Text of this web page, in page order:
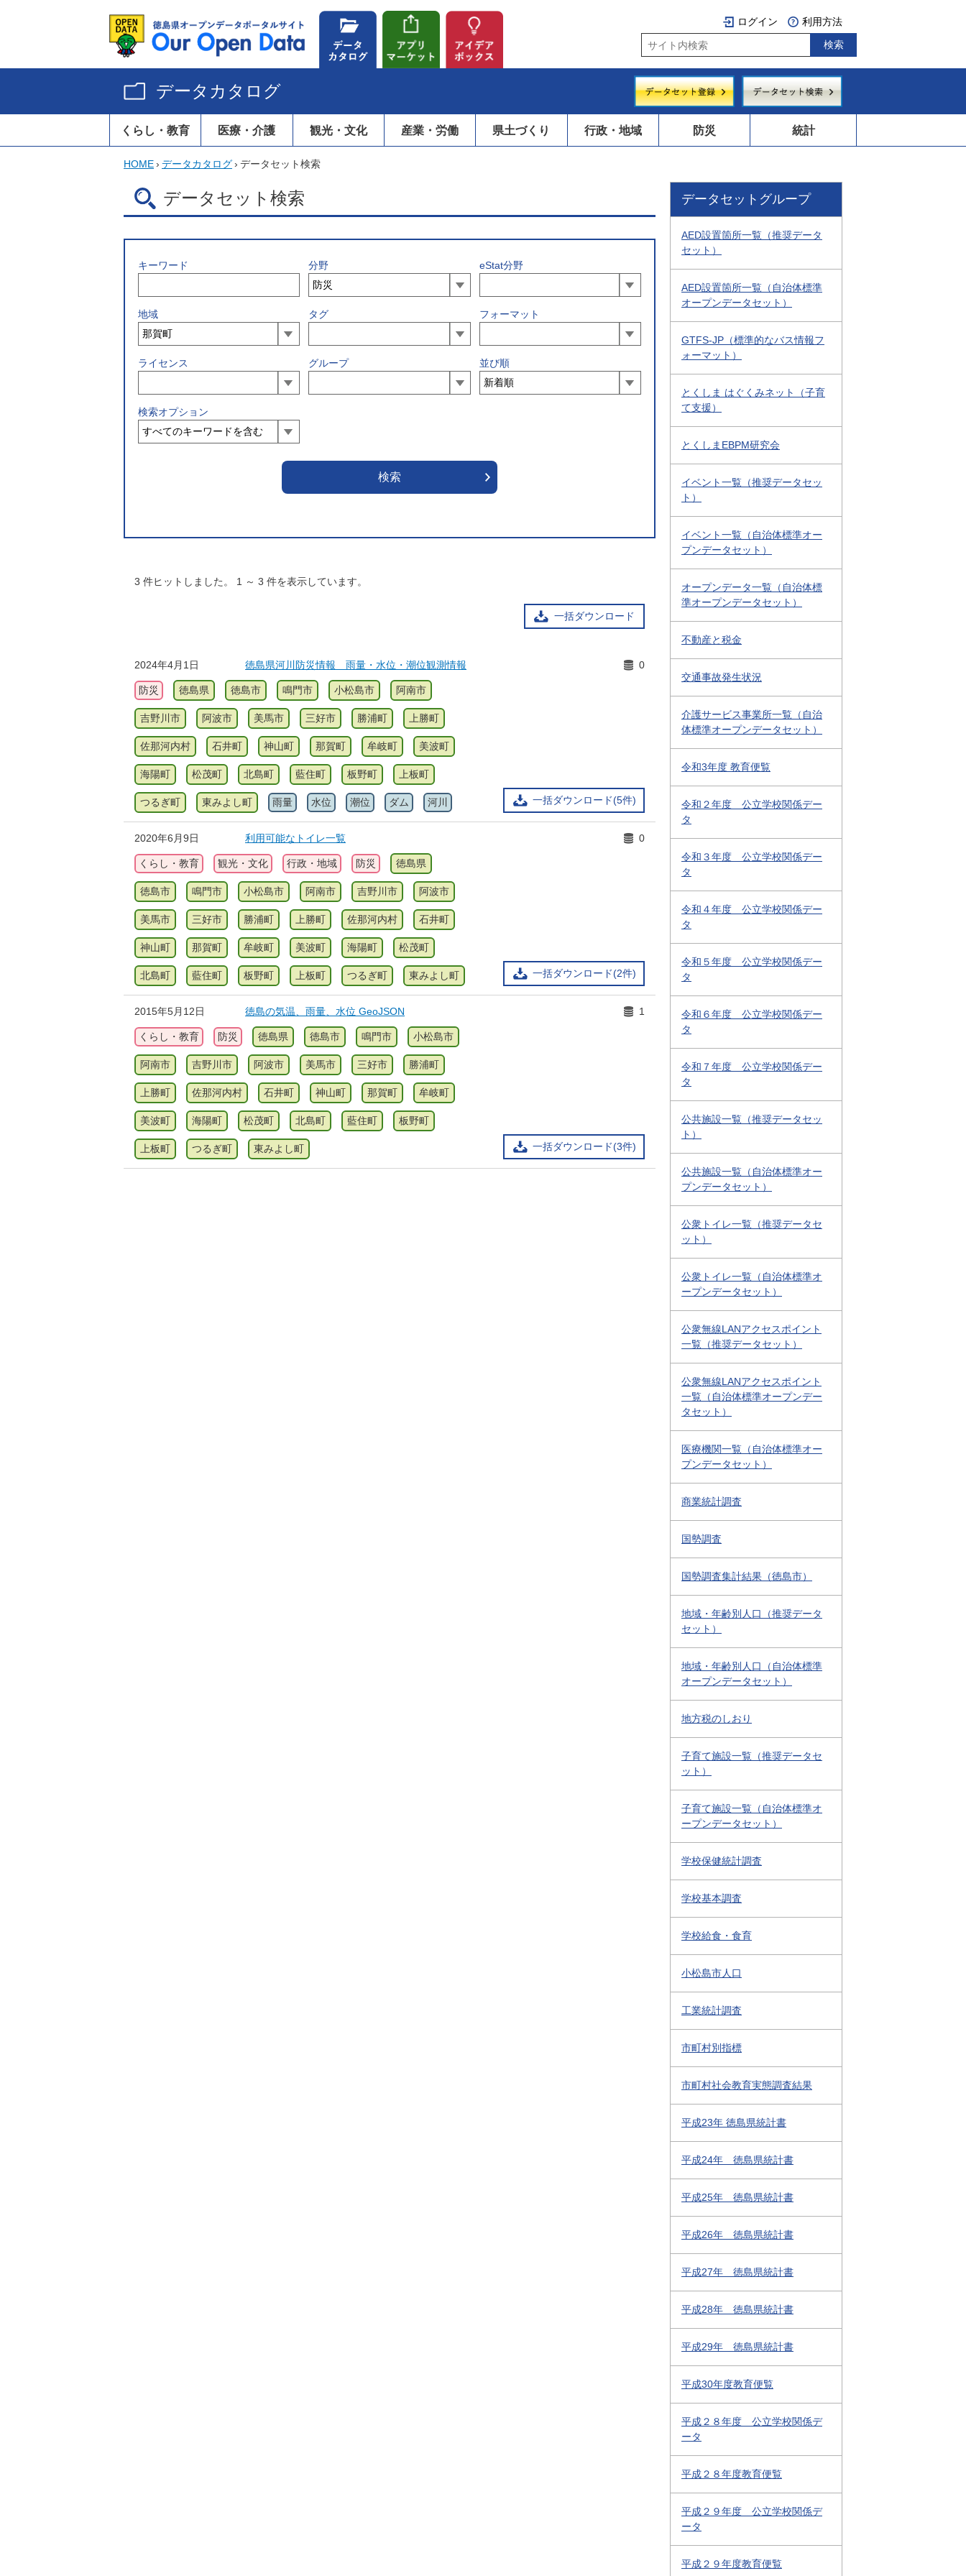
ログイン 利用方法
データカタログ
くらし・教育 医療・介護 観光・文化 産業・労働 県土づくり 行政・地域 防災 統計
HOME› データカタログ› データセット検索
データセット検索
キーワード 分野 eStat分野
地域 タグ フォーマット
ライセンス グループ 並び順
検索オプション
3 件ヒットしました。 1 ～ 3 件を表示しています。
一括ダウンロード
2024年4月1日 徳島県河川防災情報 雨量・水位・潮位観測情報
一括ダウンロード(5件)
0
防災 徳島県 徳島市 鳴門市 小松島市 阿南市
吉野川市 阿波市 美馬市 三好市 勝浦町 上勝町
佐那河内村 石井町 神山町 那賀町 牟岐町 美波町
海陽町 松茂町 北島町 藍住町 板野町 上板町
つるぎ町 東みよし町 雨量 水位 潮位 ダム 河川
2020年6月9日 利用可能なトイレ一覧
一括ダウンロード(2件)
0
くらし・教育 観光・文化 行政・地域 防災 徳島県
徳島市 鳴門市 小松島市 阿南市 吉野川市 阿波市
美馬市 三好市 勝浦町 上勝町 佐那河内村 石井町
神山町 那賀町 牟岐町 美波町 海陽町 松茂町
北島町 藍住町 板野町 上板町 つるぎ町 東みよし町
2015年5月12日 徳島の気温、雨量、水位 GeoJSON
一括ダウンロード(3件)
1
くらし・教育 防災 徳島県 徳島市 鳴門市 小松島市
阿南市 吉野川市 阿波市 美馬市 三好市 勝浦町
上勝町 佐那河内村 石井町 神山町 那賀町 牟岐町
美波町 海陽町 松茂町 北島町 藍住町 板野町
上板町 つるぎ町 東みよし町
データセットグループ
AED設置箇所一覧（推奨データ
セット）
AED設置箇所一覧（自治体標準
オープンデータセット）
GTFS-JP（標準的なバス情報フ
ォーマット）
とくしま はぐくみネット（子育
て支援）
とくしまEBPM研究会
イベント一覧（推奨データセッ
ト）
イベント一覧（自治体標準オー
プンデータセット）
オープンデータ一覧（自治体標
準オープンデータセット）
不動産と税金
交通事故発生状況
介護サービス事業所一覧（自治
体標準オープンデータセット）
令和3年度 教育便覧
令和２年度 公立学校関係デー
タ
令和３年度 公立学校関係デー
タ
令和４年度 公立学校関係デー
タ
令和５年度 公立学校関係デー
タ
令和６年度 公立学校関係デー
タ
令和７年度 公立学校関係デー
タ
公共施設一覧（推奨データセッ
ト）
公共施設一覧（自治体標準オー
プンデータセット）
公衆トイレ一覧（推奨データセ
ット）
公衆トイレ一覧（自治体標準オ
ープンデータセット）
公衆無線LANアクセスポイント
一覧（推奨データセット）
公衆無線LANアクセスポイント
一覧（自治体標準オープンデー
タセット）
医療機関一覧（自治体標準オー
プンデータセット）
商業統計調査
国勢調査
国勢調査集計結果（徳島市）
地域・年齢別人口（推奨データ
セット）
地域・年齢別人口（自治体標準
オープンデータセット）
地方税のしおり
子育て施設一覧（推奨データセ
ット）
子育て施設一覧（自治体標準オ
ープンデータセット）
学校保健統計調査
学校基本調査
学校給食・食育
小松島市人口
工業統計調査
市町村別指標
市町村社会教育実態調査結果
平成23年 徳島県統計書
平成24年 徳島県統計書
平成25年 徳島県統計書
平成26年 徳島県統計書
平成27年 徳島県統計書
平成28年 徳島県統計書
平成29年 徳島県統計書
平成30年度教育便覧
平成２８年度 公立学校関係デ
ータ
平成２８年度教育便覧
平成２９年度 公立学校関係デ
ータ
平成２９年度教育便覧